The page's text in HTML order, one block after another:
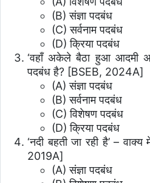
(B) संज्ञा पदबंध
(C) सर्वनाम पदबंध
(D) क्रिया पदबंध
‘वहाँ अकेले बैठा हुआ आदमी
पदबंध है? [BSEB, 2024A]
(A) संज्ञा पदबंध
(B) सर्वनाम पदबंध
(C) विशेषण पदबंध
(D) क्रिया पदबंध
‘नदी बहती जा रही है’ –
2019A]
(A) संज्ञा पदबंध